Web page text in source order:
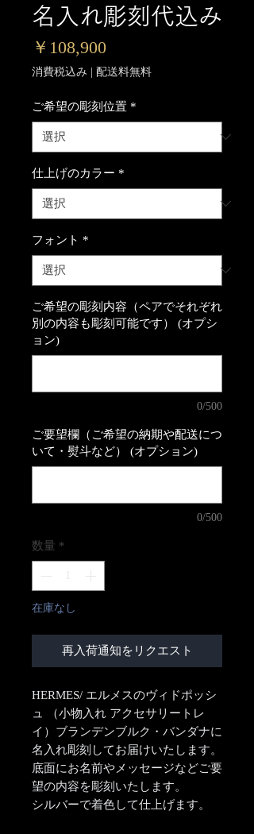
名入れ彫刻代込み
￥108,900価
格
消費税込み | 配送料無料
ご希望の彫刻位置 *
仕上げのカラー *
フォント *
ご希望の彫刻内容（ペアでそれぞれ
別の内容も彫刻可能です） (オプシ
ョン)
0/500
ご要望欄（ご希望の納期や配送につ
いて・熨斗など） (オプション)
0/500
数量 *
在庫なし
再入荷通知をリクエスト
HERMES/ エルメスのヴィドポッシ
ュ （小物入れ アクセサリートレ
イ）ブランデンブルク・バンダナに
名入れ彫刻してお届けいたします。
底面にお名前やメッセージなどご要
望の内容を彫刻いたします。
シルバーで着色して仕上げます。